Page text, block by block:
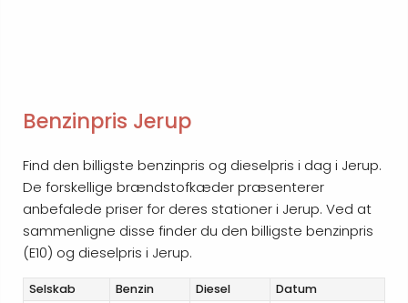
Benzinpris Jerup
Find den billigste benzinpris og dieselpris i dag i Jerup.
De forskellige brændstofkæder præsenterer
anbefalede priser for deres stationer i Jerup. Ved at
sammenligne disse finder du den billigste benzinpris
(E10) og dieselpris i Jerup.
Selskab Benzin Diesel
Datum